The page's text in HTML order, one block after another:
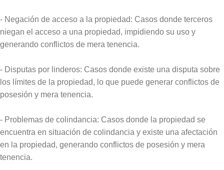
- Negación de acceso a la propiedad: Casos donde terceros
niegan el acceso a una propiedad, impidiendo su uso y
generando conflictos de mera tenencia.
- Disputas por linderos: Casos donde existe una disputa sobre
los límites de la propiedad, lo que puede generar conflictos de
posesión y mera tenencia.
- Problemas de colindancia: Casos donde la propiedad se
encuentra en situación de colindancia y existe una afectación
en la propiedad, generando conflictos de posesión y mera
tenencia.